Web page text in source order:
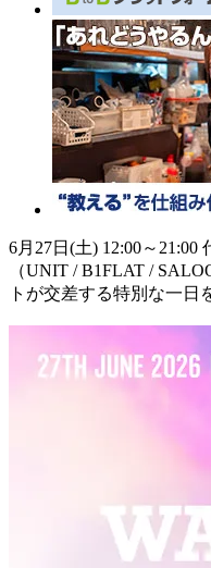
6月27日(土) 12:00～
（UNIT / B1FLAT /
トが交差する特別な一日